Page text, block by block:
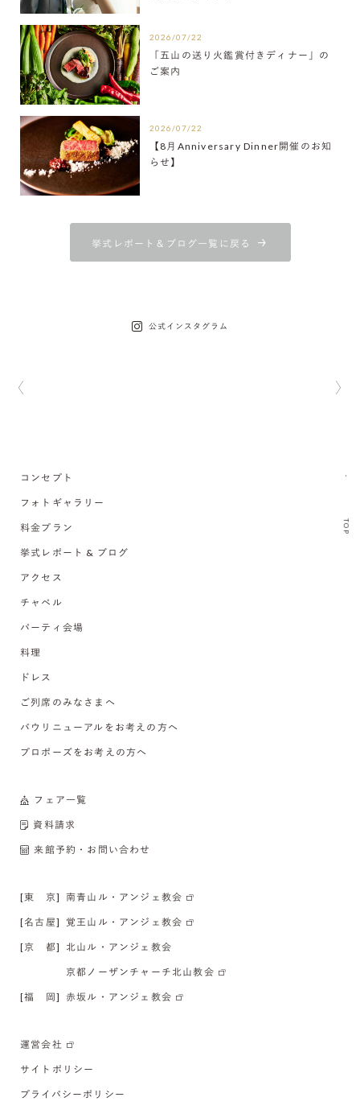
2026/07/22
「五山の送り火鑑賞付きディナー」の
ご案内
2026/07/22
【8月Anniversary Dinner開催のお知
らせ】
挙式レポート＆ブログ一覧に戻る
公式インスタグラム
TOP
コンセプト
フォトギャラリー
料金プラン
挙式レポート & ブログ
アクセス
チャペル
パーティ会場
料理
ドレス
ご列席のみなさまへ
バウリニューアルをお考えの方へ
プロポーズをお考えの方へ
フェア一覧
資料請求
来館予約・お問い合わせ
[東 京] 南青山ル・アンジェ教会
[名古屋] 覚王山ル・アンジェ教会
[京 都] 北山ル・アンジェ教会
京都ノーザンチャーチ北山教会
[福 岡] 赤坂ル・アンジェ教会
運営会社
サイトポリシー
プライバシーポリシー